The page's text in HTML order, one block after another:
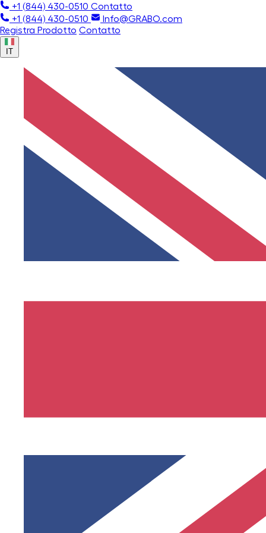
+1 (844) 430-0510 Contatto
+1 (844) 430-0510
Info@GRABO.com
Registra Prodotto Contatto
IT